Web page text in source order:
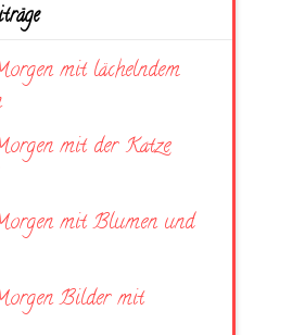
mit lächelndem
mit der Katze
mit Blumen und
Bilder mit